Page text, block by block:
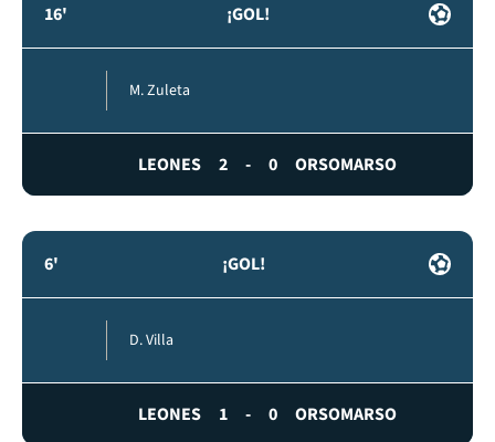
16' ¡GOL!
M. Zuleta
LEONES 2 - 0 ORSOMARSO
6' ¡GOL!
D. Villa
LEONES 1 - 0 ORSOMARSO